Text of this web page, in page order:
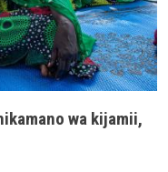
wa kijamii,